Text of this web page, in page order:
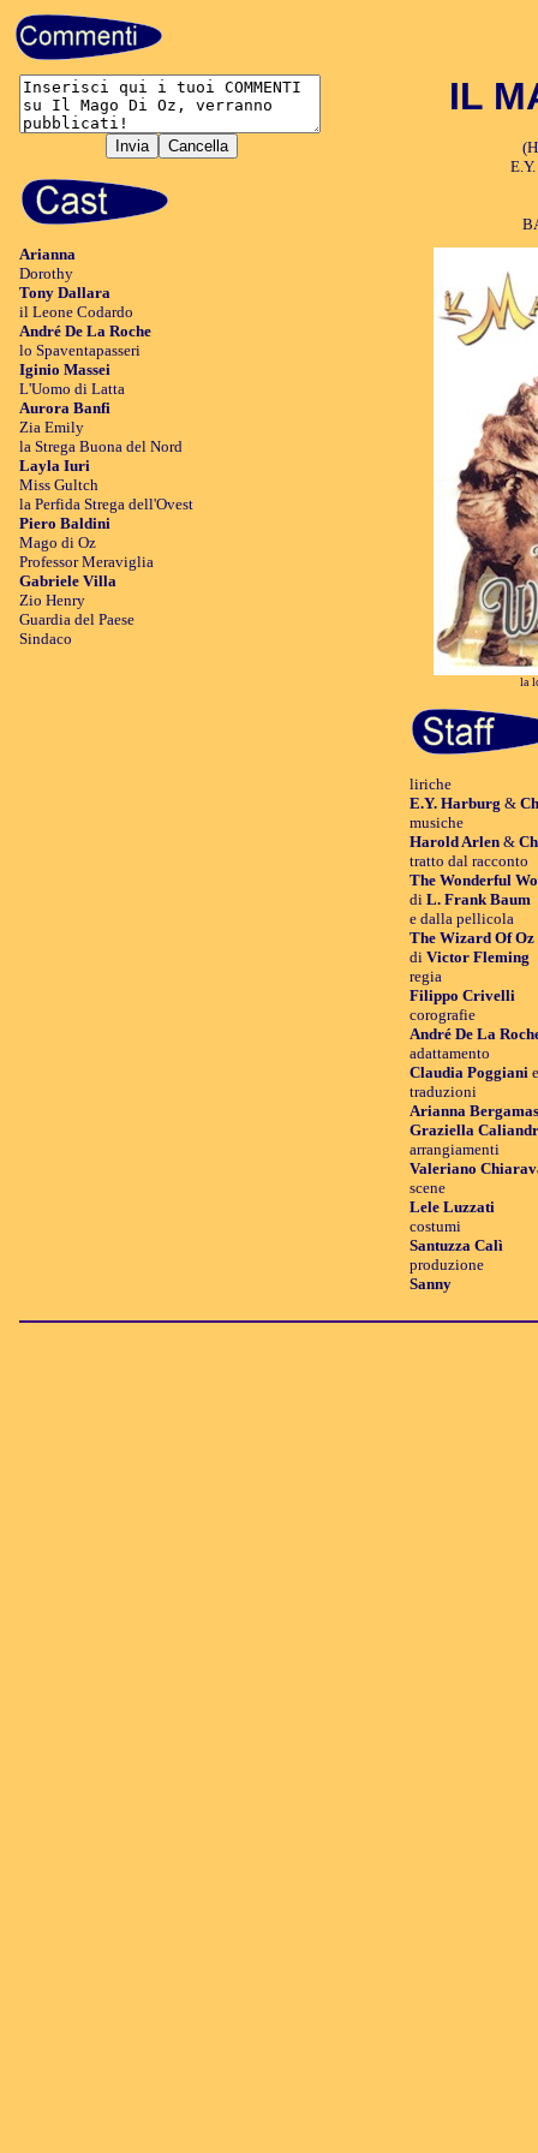
Arianna
Dorothy
Tony Dallara
il Leone Codardo
André De La Roche
lo Spaventapasseri
Iginio Massei
L'Uomo di Latta
Aurora Banfi
Zia Emily
la Strega Buona del Nord
Layla Iuri
Miss Gultch
la Perfida Strega dell'Ovest
Piero Baldini
Mago di Oz
Professor Meraviglia
Gabriele Villa
Zio Henry
Guardia del Paese
Sindaco
IL
la
liriche
E.Y. Harburg &
musiche
Harold Arlen &
tratto dal racconto
The Wonderful
di L. Frank Baum
e dalla pellicola
The Wizard Of Oz
di Victor Fleming
regia
Filippo Crivelli
corografie
André De La
adattamento
Claudia Poggiani
traduzioni
Arianna
Graziella
arrangiamenti
Valeriano
scene
Lele Luzzati
costumi
Santuzza Calì
produzione
Sanny